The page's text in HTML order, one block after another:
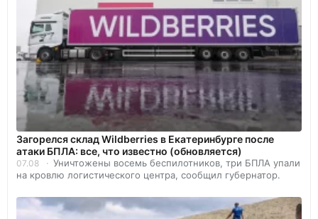
Загорелся склад Wildberries в Екатеринбурге после
атаки БПЛА: все, что известно (обновляется)
07.08
Уничтожены восемь беспилотников, три БПЛА упали
на кровлю логистического центра, сообщил губернатор.